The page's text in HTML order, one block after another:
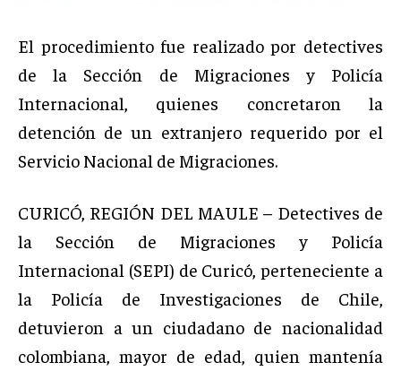
El procedimiento fue realizado por detectives
de la Sección de Migraciones y Policía
Internacional, quienes concretaron la
detención de un extranjero requerido por el
Servicio Nacional de Migraciones.
CURICÓ, REGIÓN DEL MAULE – Detectives de
la Sección de Migraciones y Policía
Internacional (SEPI) de Curicó, perteneciente a
la Policía de Investigaciones de Chile,
detuvieron a un ciudadano de nacionalidad
colombiana, mayor de edad, quien mantenía